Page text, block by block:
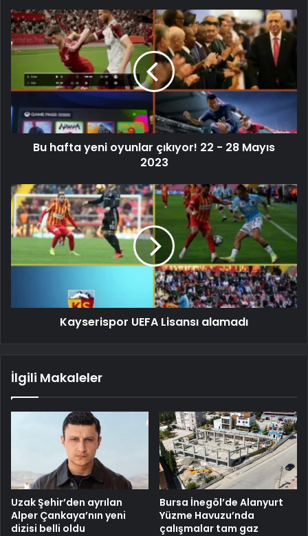
Bu hafta yeni oyunlar çıkıyor! 22 - 28 Mayıs
2023
Kayserispor UEFA Lisansı alamadı
İlgili Makaleler
Uzak Şehir’den ayrılan
Alper Çankaya’nın yeni
dizisi belli oldu
Bursa İnegöl’de Alanyurt
Yüzme Havuzu’nda
çalışmalar tam gaz